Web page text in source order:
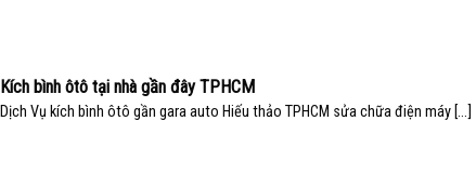
Kích bình ôtô tại nhà gần đây TPHCM
Dịch Vụ kích bình ôtô gần gara auto Hiếu thảo TPHCM sửa chữa điện máy [...]